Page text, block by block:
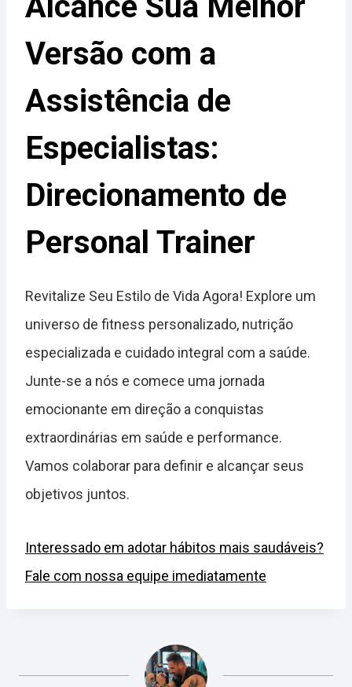
Versão com a
Assistência de
Especialistas:
Direcionamento de
Personal Trainer
Revitalize Seu Estilo de Vida Agora! Explore um
universo de fitness personalizado, nutrição
especializada e cuidado integral com a saúde.
Junte-se a nós e comece uma jornada
emocionante em direção a conquistas
extraordinárias em saúde e performance.
Vamos colaborar para definir e alcançar seus
objetivos juntos.
Interessado em adotar hábitos mais saudáveis?
Fale com nossa equipe imediatamente